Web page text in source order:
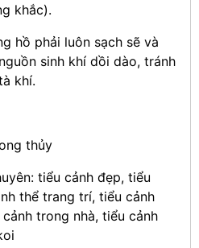
khắc).
hồ phải luôn sạch sẽ và
sinh khí dồi dào, tránh
khí.
thủy
tiểu cảnh đẹp, tiểu
thể trang trí, tiểu cảnh
trong nhà, tiểu cảnh